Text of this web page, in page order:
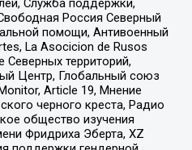
Служба поддержки,
Россия Северный
помощи, Антивоенный
La Asocicion de Rusos
территорий,
Центр, Глобальный союз
Article 19, Мнение
черного креста, Радио
общество изучения
Фридриха Эберта, XZ